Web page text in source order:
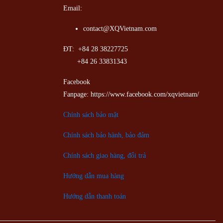
Email:
contact@XQVietnam.com
ĐT: +84 28 38227725
+84 26 33831343
Facebook
Fanpage: https://www.facebook.com/xqvietnam/
Chính sách bảo mật
Chính sách bảo hành, bảo đảm
Chính sách giao hàng, đổi trả
Hướng dẫn mua hàng
Hướng dẫn thanh toán